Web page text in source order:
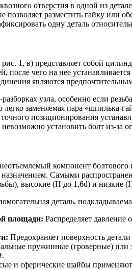
отверстия в одной из
позволяет разместить гайку или
одну деталь
1, в) представляет собой
после чего на нее
являются
узла, особенно если
легко заменяемая пара «шпилька-
позиционирования
установить болт из-за
компонент
Самыми
высокие (H до 1,6d) и низкие
деталь,
площади: Распределяет давление
Предохраняет поверхность
пружинные (гроверные) или
и сферические шайбы